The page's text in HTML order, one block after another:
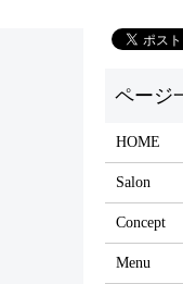
HOME
Salon
Concept
Menu